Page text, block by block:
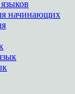
начинающих